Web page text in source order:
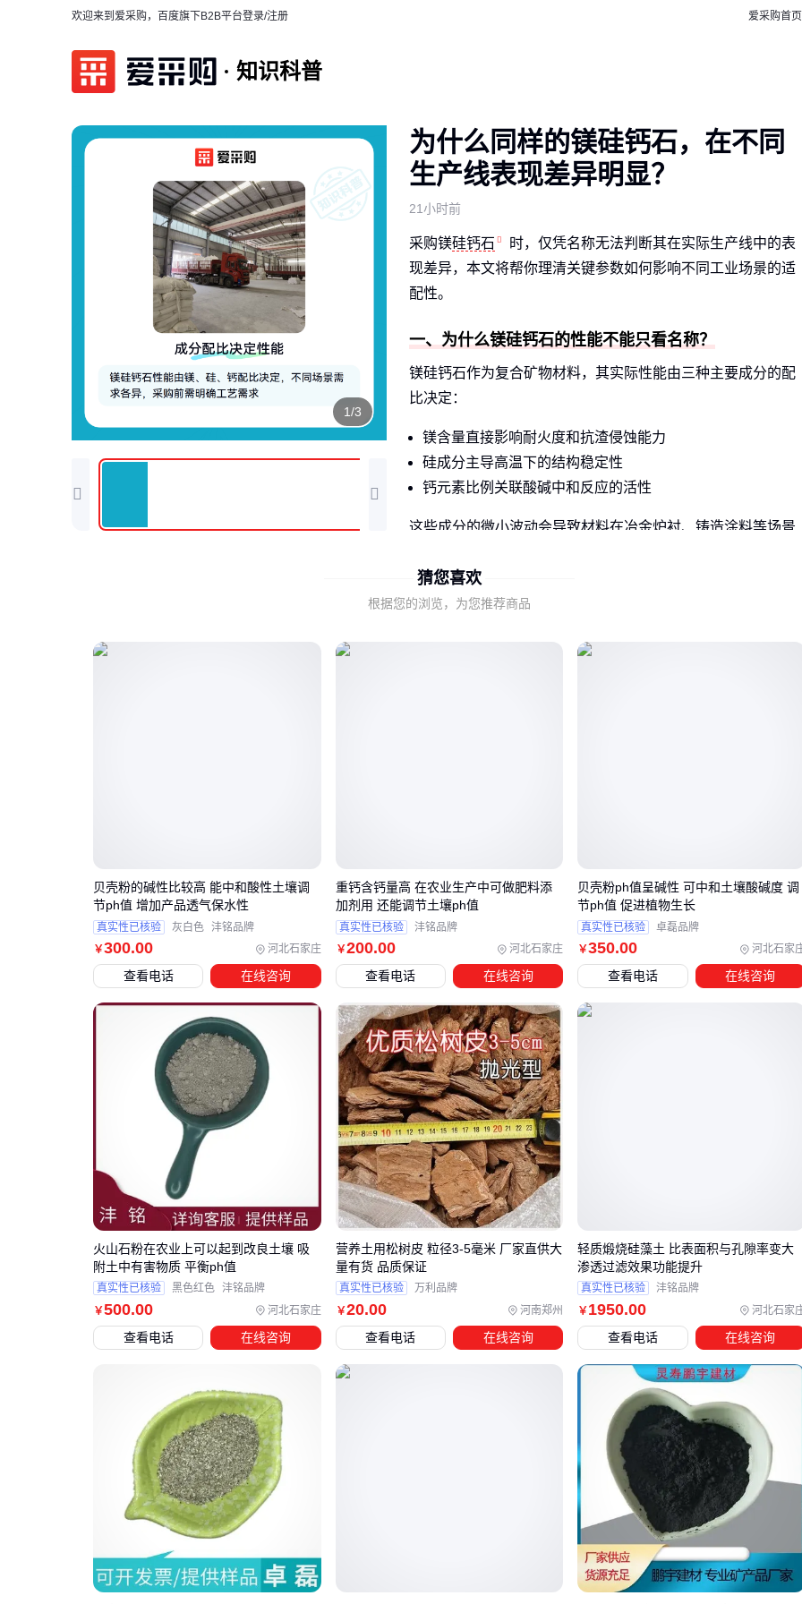
欢迎来到爱采购，百度旗下B2B平台登录/注册 爱采购首页
知识科普
1/3
为什么同样的镁硅钙石，在不同
生产线表现差异明显？
21小时前
采购镁硅钙石
时，仅凭名称无法判断其在实际生产线中的表
现差异，本文将帮你理清关键参数如何影响不同工业场景的适
配性。
一、为什么镁硅钙石的性能不能只看名称？
镁硅钙石作为复合矿物材料，其实际性能由三种主要成分的配
比决定：
镁含量直接影响耐火度和抗渣侵蚀能力
硅成分主导高温下的结构稳定性
钙元素比例关联酸碱中和反应的活性
这些成分的微小波动会导致材料在冶金炉衬、铸造涂料等场景
玻璃窑用料则依赖硅钙平衡来稳定熔融状态。
采购时首先要明确：标称相同的镁硅钙石，其矿物结晶形态和
玻璃窑：需要控制钙硅比在特定区间，防止熔体成分失衡
这些差异意味着，采购前必须确认生产线的具体工艺需求——
耐火材料
，连续作业的电炉与间歇式反射炉对材
料热震稳定性的要求就完全不同。
三、冶金与铸造场景下，镁硅钙石如何分流选型？
当采购镁硅钙石时，冶金与铸造行业的需求差异常被忽视。
金辅料
更关注高温稳定性，需优先考虑氧化钙含量较高的批
次；而铸造辅料
侧重流动性与渣相调节，此时硅铝成分比例
成为关键指标。
冶金脱硫场景：需匹配碱性炉渣环境，镁硅钙石中MgO含量
应显著高于硅灰石
等替代材料
铸造型砂改性：重点考察颗粒形貌的球形度，针状结构过多
玻璃窑炉应用：对低铁钛杂质的要求严苛，需避开含铁矿床
产区的原料变种
硅灰石作为常见替代方案时，其针状结构在橡塑管隔热
等场
景确有优势，但遇到钢水精炼等高温场景，其耐火度短板就会
高岭土耐火
材料的复合使用，往往能
决策时还需注意：同一批镁硅钙石原料经不同破碎设备处理
后，粒度分布可能完全改变其适用场景。例如铸造厂若自有雷
蒙磨，可优先采购粗颗粒原料自主加工；而冶金车间直接使用
四、主设备到位后，哪些配套环节容易被忽视？
采购镁硅钙石加工主设备只是第一步，实际生产中常因配套设
猜您喜欢
根据您的浏览，为您推荐商品
￥300.00 河北石家庄
贝壳粉的碱性比较高 能中和酸性土壤调
节ph值 增加产品透气保水性
真实性已核验 灰白色 沣铭品牌
查看电话 在线咨询
￥200.00 河北石家庄
重钙含钙量高 在农业生产中可做肥料添
加剂用 还能调节土壤ph值
真实性已核验 沣铭品牌
查看电话 在线咨询
￥350.00 河北石家
贝壳粉ph值呈碱性 可中和土壤酸碱度 调
节ph值 促进植物生长
真实性已核验 卓磊品牌
查看电话 在线咨询
￥500.00 河北石家庄
火山石粉在农业上可以起到改良土壤 吸
附土中有害物质 平衡ph值
真实性已核验 黑色红色 沣铭品牌
查看电话 在线咨询
￥20.00 河南郑州
营养土用松树皮 粒径3-5毫米 厂家直供大
量有货 品质保证
真实性已核验 万利品牌
查看电话 在线咨询
￥ 1950.00 河北石家
轻质煅烧硅藻土 比表面积与孔隙率变大
渗透过滤效果功能提升
真实性已核验 沣铭品牌
查看电话 在线咨询